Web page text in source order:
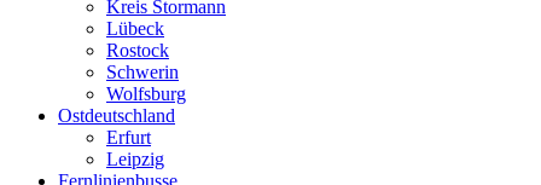
Kreis Stormann
Lübeck
Rostock
Schwerin
Wolfsburg
Ostdeutschland
Erfurt
Leipzig
Fernlinienbusse